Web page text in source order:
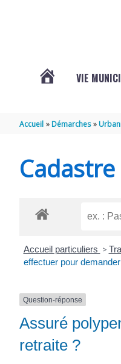
THÉNAC
VIE
Accueil Démarches
Cadastre
Accueil particuliers >
effectuer pour
Question-réponse
Assuré
retraite ?